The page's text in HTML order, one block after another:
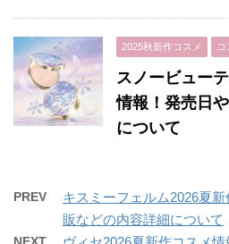
2025秋新作コスメ
スノービュー
情報！発売日
について
PREV
キスミーフェルム2026夏
販などの内容詳細について